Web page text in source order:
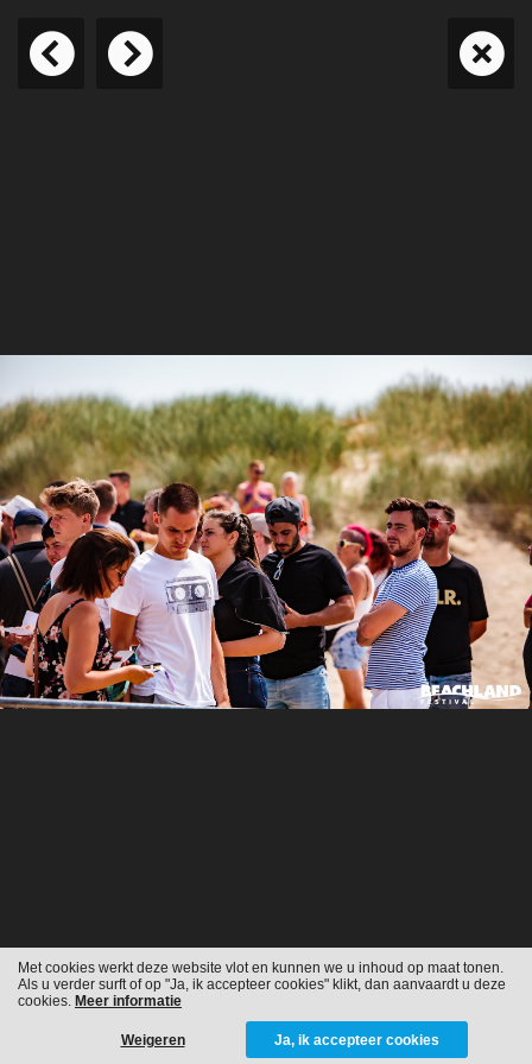
Met cookies werkt deze website vlot en kunnen we u inhoud op maat tonen.
Als u verder surft of op "Ja, ik accepteer cookies" klikt, dan aanvaardt u deze
cookies. Meer informatie
Weigeren Ja, ik accepteer cookies